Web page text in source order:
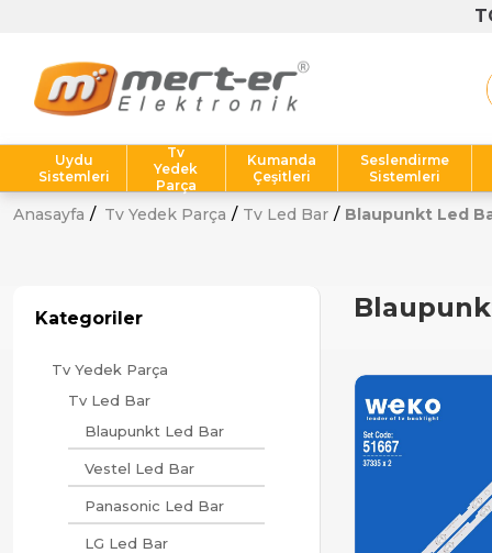
Uydu
Sistemleri
Tv
Yedek
Parça
Kumanda
Çeşitleri
Seslendirme
Sistemleri
Anasayfa Tv Yedek Parça Tv Led Bar Blaupunkt Led
Kategoriler
Tv Yedek Parça
Tv Led Bar
Blaupunkt Led Bar
Vestel Led Bar
Panasonic Led Bar
LG Led Bar